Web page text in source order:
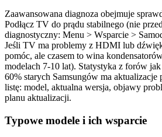
Zaawansowana diagnoza obejmuje
Podłącz TV do prądu stabilnego (nie
diagnostyczny: Menu > Wsparcie >
Jeśli TV ma problemy z HDMI lub
pomóc, ale czasem to wina
modelach 7-10 lat). Statystyka z forów
60% starych Samsungów ma aktualizacje
listę: model, aktualna wersja, objawy
planu aktualizacji.
Typowe modele i ich wsparcie